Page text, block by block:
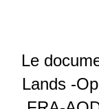
Le
Lands -